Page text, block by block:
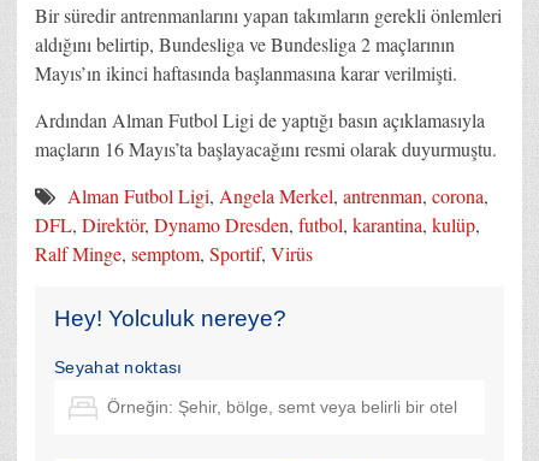
Bir süredir antrenmanlarını yapan takımların gerekli önlemleri
aldığını belirtip, Bundesliga ve Bundesliga 2 maçlarının
Mayıs’ın ikinci haftasında başlanmasına karar verilmişti.
Ardından Alman Futbol Ligi de yaptığı basın açıklamasıyla
maçların 16 Mayıs’ta başlayacağını resmi olarak duyurmuştu.
Alman Futbol Ligi, Angela Merkel, antrenman, corona,
DFL, Direktör, Dynamo Dresden, futbol, karantina, kulüp,
Ralf Minge, semptom, Sportif, Virüs
Hey! Yolculuk nereye?
Seyahat noktası